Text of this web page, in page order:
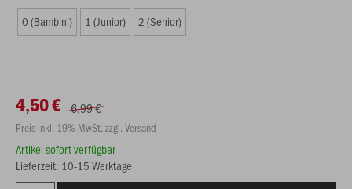
0 (Bambini) 1 (Junior) 2 (Senior)
4,50 € 6,99 €
Preis inkl. 19% MwSt. zzgl. Versand
Artikel sofort verfügbar
Lieferzeit: 10-15 Werktage